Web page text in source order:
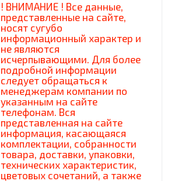
! ВНИМАНИЕ ! Все данные,
представленные на сайте,
носят сугубо
информационный характер и
не являются
исчерпывающими. Для более
подробной информации
следует обращаться к
менеджерам компании по
указанным на сайте
телефонам. Вся
представленная на сайте
информация, касающаяся
комплектации, собранности
товара, доставки, упаковки,
технических характеристик,
цветовых сочетаний, а также